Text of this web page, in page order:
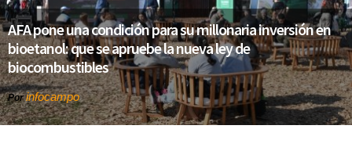
AFA pone una condición para su millonaria inversión en
bioetanol: que se apruebe la nueva ley de
biocombustibles
Porinfocampo